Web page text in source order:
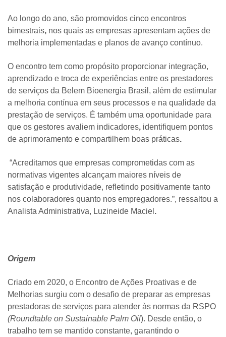
Ao longo do ano, são promovidos cinco encontros
bimestrais, nos quais as empresas apresentam ações de
melhoria implementadas e planos de avanço contínuo.
O encontro tem como propósito proporcionar integração,
aprendizado e troca de experiências entre os prestadores
de serviços da Belem Bioenergia Brasil, além de estimular
a melhoria contínua em seus processos e na qualidade da
prestação de serviços. É também uma oportunidade para
que os gestores avaliem indicadores, identifiquem pontos
de aprimoramento e compartilhem boas práticas.
“Acreditamos que empresas comprometidas com as
normativas vigentes alcançam maiores níveis de
satisfação e produtividade, refletindo positivamente tanto
nos colaboradores quanto nos empregadores.”, ressaltou a
Analista Administrativa, Luzineide Maciel .
Origem
Criado em 2020, o Encontro de Ações Proativas e de
Melhorias surgiu com o desafio de preparar as empresas
prestadoras de serviços para atender às normas da RSPO
(Roundtable on Sustainable Palm Oil). Desde então, o
trabalho tem se mantido constante, garantindo o